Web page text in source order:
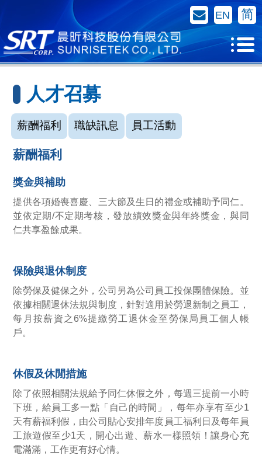
简
EN
聯絡我們
人才召募
薪酬福利 職缺訊息 員工活動
薪酬福利
獎金與補助
提供各項婚喪喜慶、三大節及生日的禮金或補助予同仁。
並依定期/不定期考核，發放績效獎金與年終獎金，與同
仁共享盈餘成果。
保險與退休制度
除勞保及健保之外，公司另為公司員工投保團體保險。並
依據相關退休法規與制度，針對適用於勞退新制之員工，
每月按薪資之6%提繳勞工退休金至勞保局員工個人帳
戶。
休假及休閒措施
除了依照相關法規給予同仁休假之外，每週三提前一小時
下班，給員工多一點「自己的時間」，每年亦享有至少1
天有薪福利假，由公司貼心安排年度員工福利日及每年員
工旅遊假至少1天，開心出遊、薪水一樣照領！讓身心充
電滿滿，工作更有好心情。